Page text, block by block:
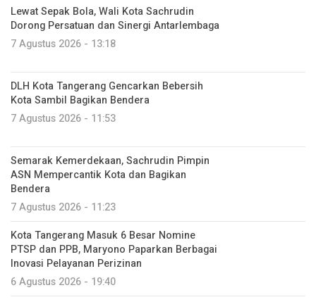
Lewat Sepak Bola, Wali Kota Sachrudin
Dorong Persatuan dan Sinergi Antarlembaga
7 Agustus 2026 - 13:18
DLH Kota Tangerang Gencarkan Bebersih
Kota Sambil Bagikan Bendera
7 Agustus 2026 - 11:53
Semarak Kemerdekaan, Sachrudin Pimpin
ASN Mempercantik Kota dan Bagikan
Bendera
7 Agustus 2026 - 11:23
Kota Tangerang Masuk 6 Besar Nomine
PTSP dan PPB, Maryono Paparkan Berbagai
Inovasi Pelayanan Perizinan
6 Agustus 2026 - 19:40